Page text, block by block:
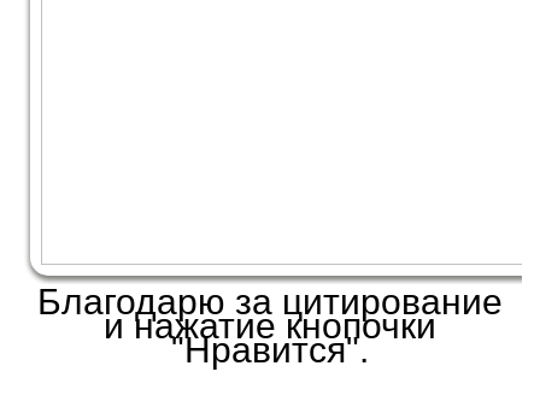
Благодарю за цитирование
и нажатие кнопочки
"Нравится".